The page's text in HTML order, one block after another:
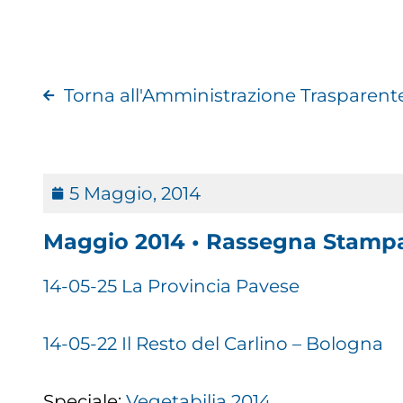
Torna all'Amministrazione
5 Maggio, 2014
Maggio 2014 • Rassegna
14-05-25 La Provincia Pavese
14-05-22 Il Resto del Carlino – Bologna